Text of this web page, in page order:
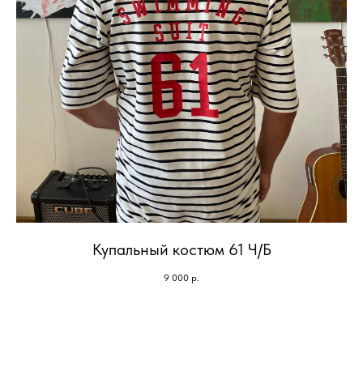
Купальный костюм 61 Ч/Б
9 000 р.